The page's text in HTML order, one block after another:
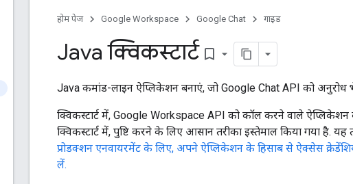
होम पेज Google Workspace Google Chat गाइड
Java क्विकस्टार्ट bookmark_border
Java कमांड-लाइन ऐप्लिकेशन बनाएं, जो Google Chat API को अनुरोध
क्विकस्टार्ट में, Google Workspace API को कॉल करने वाले
क्विकस्टार्ट में, पुष्टि करने के लिए आसान तरीका इस्तेमाल किया गया है. यह
प्रोडक्शन एनवायरमेंट के लिए, अपने ऐप्लिकेशन के हिसाब से ऐक्सेस
लें.